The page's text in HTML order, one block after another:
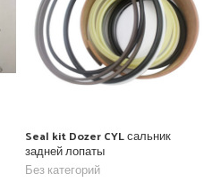
Seal kit Dozer CYL сальник
задней лопаты
Без категорий